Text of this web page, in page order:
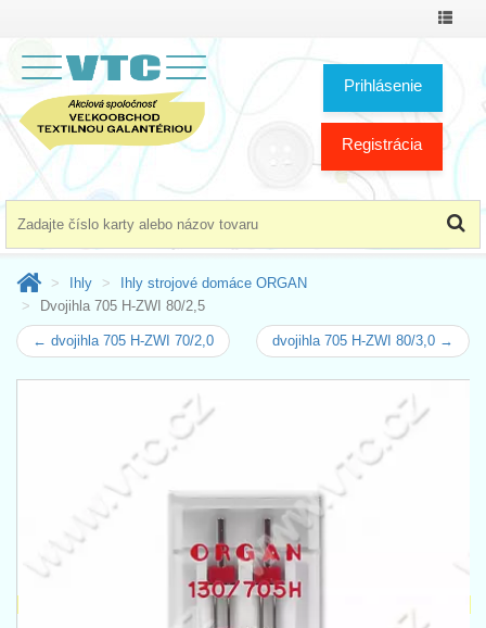
Prepnúť
Prihlásenie
Registrácia
Ihly
Ihly strojové domáce ORGAN
Dvojihla 705 H-ZWI 80/2,5
← dvojihla 705 H-ZWI 70/2,0 dvojihla 705 H-ZWI 80/3,0 →